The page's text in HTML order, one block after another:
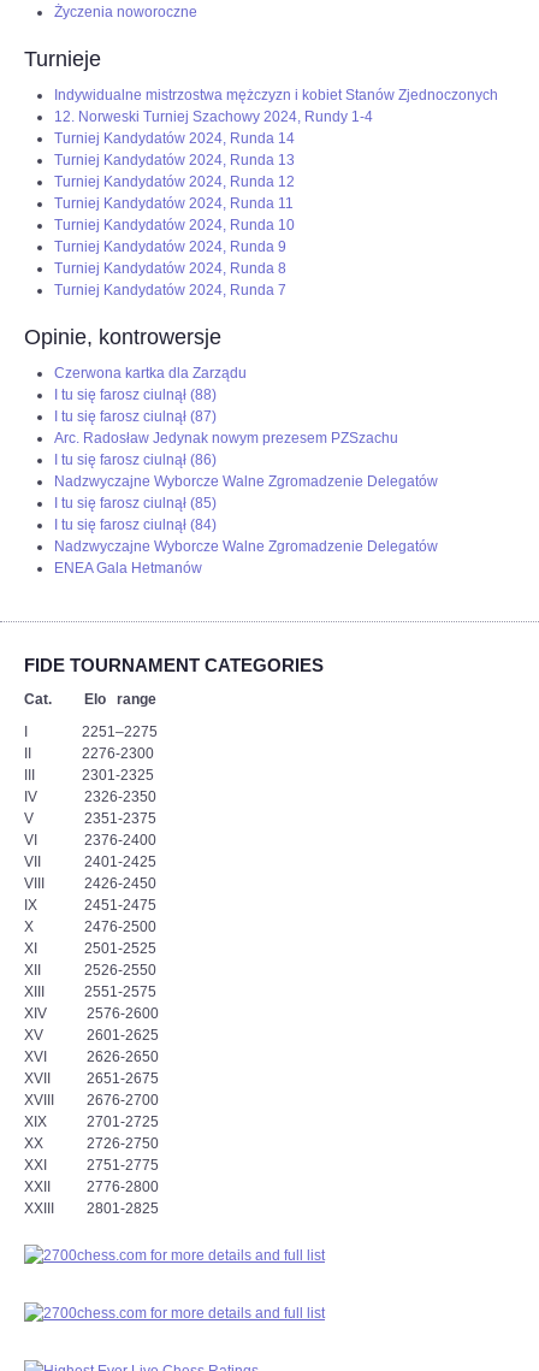
Życzenia noworoczne
Turnieje
Indywidualne mistrzostwa mężczyzn i kobiet Stanów Zjednoczonych
12. Norweski Turniej Szachowy 2024, Rundy 1-4
Turniej Kandydatów 2024, Runda 14
Turniej Kandydatów 2024, Runda 13
Turniej Kandydatów 2024, Runda 12
Turniej Kandydatów 2024, Runda 11
Turniej Kandydatów 2024, Runda 10
Turniej Kandydatów 2024, Runda 9
Turniej Kandydatów 2024, Runda 8
Turniej Kandydatów 2024, Runda 7
Opinie, kontrowersje
Czerwona kartka dla Zarządu
I tu się farosz ciulnął (88)
I tu się farosz ciulnął (87)
Arc. Radosław Jedynak nowym prezesem PZSzachu
I tu się farosz ciulnął (86)
Nadzwyczajne Wyborcze Walne Zgromadzenie Delegatów
I tu się farosz ciulnął (85)
I tu się farosz ciulnął (84)
Nadzwyczajne Wyborcze Walne Zgromadzenie Delegatów
ENEA Gala Hetmanów
FIDE TOURNAMENT CATEGORIES
Cat. Elo range
I 2251–2275
II 2276-2300
III 2301-2325
IV 2326-2350
V 2351-2375
VI 2376-2400
VII 2401-2425
VIII 2426-2450
IX 2451-2475
X 2476-2500
XI 2501-2525
XII 2526-2550
XIII 2551-2575
XIV 2576-2600
XV 2601-2625
XVI 2626-2650
XVII 2651-2675
XVIII 2676-2700
XIX 2701-2725
XX 2726-2750
XXI 2751-2775
XXII 2776-2800
XXIII 2801-2825